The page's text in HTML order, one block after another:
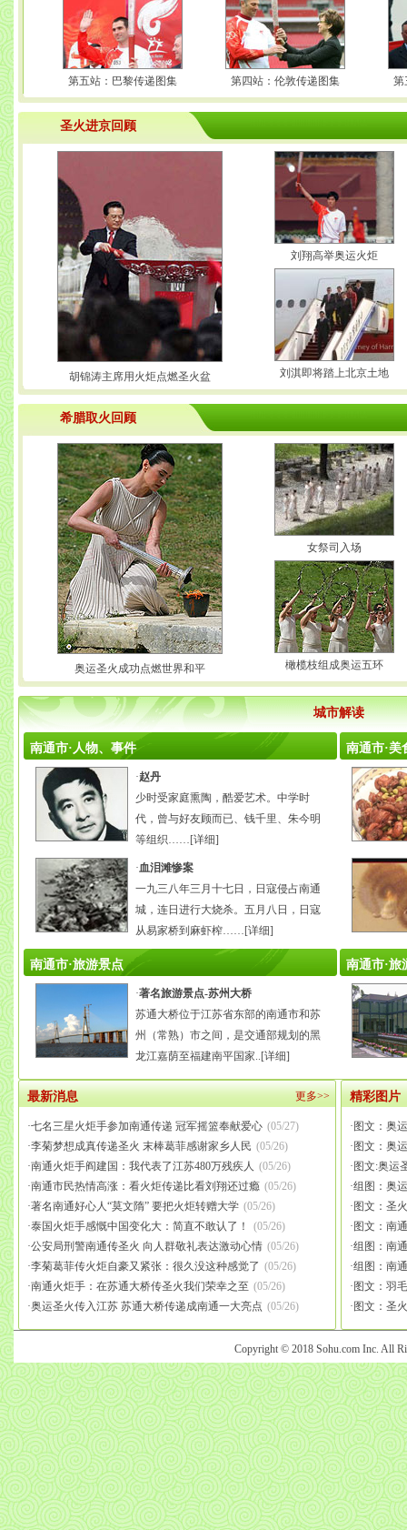
第五站：巴黎传递图集 第四站：伦敦传递图集 第
圣火进京回顾
胡锦涛主席用火炬点燃圣火盆
刘翔高举奥运火炬
刘淇即将踏上北京土地
希腊取火回顾
奥运圣火成功点燃世界和平
女祭司入场
橄榄枝组成奥运五环
城市解读
南通市·人物、事件
·赵丹
少时受家庭熏陶，酷爱艺术。中学时
代，曾与好友顾而已、钱千里、朱今明
等组织……[详细]
·血泪滩惨案
一九三八年三月十七日，日寇侵占南通
城，连日进行大烧杀。五月八日，日寇
从易家桥到麻虾榨……[详细]
南通市·美
南通市·旅游景点
·著名旅游景点-苏州大桥
苏通大桥位于江苏省东部的南通市和苏
州（常熟）市之间，是交通部规划的黑
龙江嘉荫至福建南平国家.. [详细]
南通市·旅
最新消息 更多>>
·七名三星火炬手参加南通传递 冠军摇篮奉献爱心 (05/27)
·李菊梦想成真传递圣火 末棒葛菲感谢家乡人民 (05/26)
·南通火炬手阎建国：我代表了江苏480万残疾人 (05/26)
·南通市民热情高涨：看火炬传递比看刘翔还过瘾 (05/26)
·著名南通好心人“莫文隋” 要把火炬转赠大学 (05/26)
·泰国火炬手感慨中国变化大：简直不敢认了！
(05/26)
·公安局刑警南通传圣火 向人群敬礼表达激动心情 (05/26)
·李菊葛菲传火炬自豪又紧张：很久没这种感觉了 (05/26)
·南通火炬手：在苏通大桥传圣火我们荣幸之至 (05/26)
·奥运圣火传入江苏 苏通大桥传递成南通一大亮点 (05/26)
精彩图片
· 图文：奥
· 图文：奥
· 图文:奥运
·组图：奥
· 图文：圣
· 图文：南
·组图：南
·组图：南
· 图文：羽
· 图文：圣
Copyright © 2018 Sohu.com Inc. All